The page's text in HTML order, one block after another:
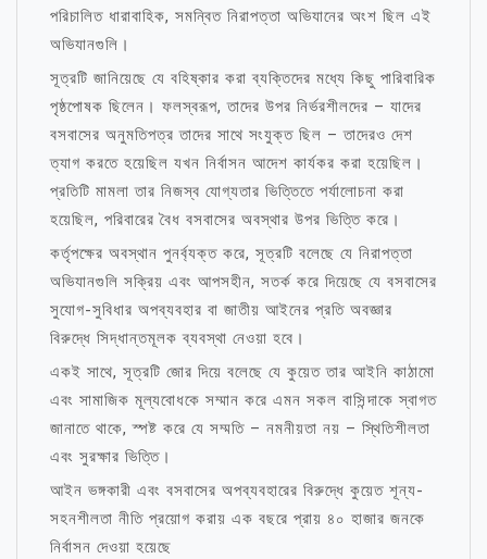
পরিচালিত ধারাবাহিক, সমন্বিত নিরাপত্তা অভিযানের অংশ ছিল এই
অভিযানগুলি।
সূত্রটি জানিয়েছে যে বহিষ্কার করা ব্যক্তিদের মধ্যে কিছু পারিবারিক
পৃষ্ঠপোষক ছিলেন। ফলস্বরূপ, তাদের উপর নির্ভরশীলদের – যাদের
বসবাসের অনুমতিপত্র তাদের সাথে সংযুক্ত ছিল – তাদেরও দেশ
ত্যাগ করতে হয়েছিল যখন নির্বাসন আদেশ কার্যকর করা হয়েছিল।
প্রতিটি মামলা তার নিজস্ব যোগ্যতার ভিত্তিতে পর্যালোচনা করা
হয়েছিল, পরিবারের বৈধ বসবাসের অবস্থার উপর ভিত্তি করে।
কর্তৃপক্ষের অবস্থান পুনর্ব্যক্ত করে, সূত্রটি বলেছে যে নিরাপত্তা
অভিযানগুলি সক্রিয় এবং আপসহীন, সতর্ক করে দিয়েছে যে বসবাসের
সুযোগ-সুবিধার অপব্যবহার বা জাতীয় আইনের প্রতি অবজ্ঞার
বিরুদ্ধে সিদ্ধান্তমূলক ব্যবস্থা নেওয়া হবে।
একই সাথে, সূত্রটি জোর দিয়ে বলেছে যে কুয়েত তার আইনি কাঠামো
এবং সামাজিক মূল্যবোধকে সম্মান করে এমন সকল বাসিন্দাকে স্বাগত
জানাতে থাকে, স্পষ্ট করে যে সম্মতি – নমনীয়তা নয় – স্থিতিশীলতা
এবং সুরক্ষার ভিত্তি।
আইন ভঙ্গকারী এবং বসবাসের অপব্যবহারের বিরুদ্ধে কুয়েত শূন্য-
সহনশীলতা নীতি প্রয়োগ করায় এক বছরে প্রায় ৪০ হাজার জনকে
নির্বাসন দেওয়া হয়েছে